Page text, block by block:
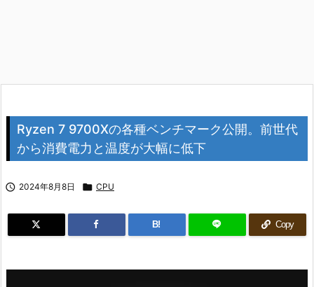
Ryzen 7 9700Xの各種ベンチマーク公開。前世代
から消費電力と温度が大幅に低下
 2024年8月8日  CPU
B! Copy